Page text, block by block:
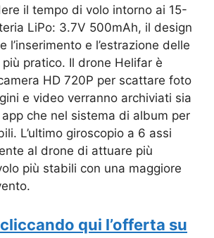
il tempo di volo intorno ai 15-
LiPo: 3.7V 500mAh, il design
l’inserimento e l’estrazione delle
pratico. Il drone Helifar è
HD 720P per scattare foto
e video verranno archiviati sia
che nel sistema di album per
L’ultimo giroscopio a 6 assi
al drone di attuare più
più stabili con una maggiore
qui l’offerta su